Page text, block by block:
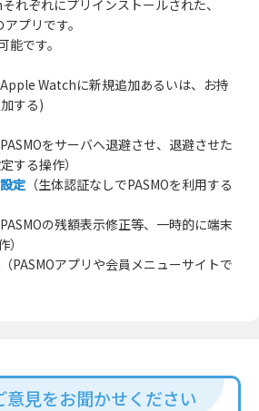
れぞれにプリインストールされた、
プリです。
です。
Watchに新規追加あるいは、お持
する)
PASMOをサーバへ退避させ、退避させた
する操作）
定 （生体認証なしでPASMOを利用する
PASMOの残額表示修正等、一時的に端末
（PASMOアプリや会員メニューサイトで
意見をお聞かせください